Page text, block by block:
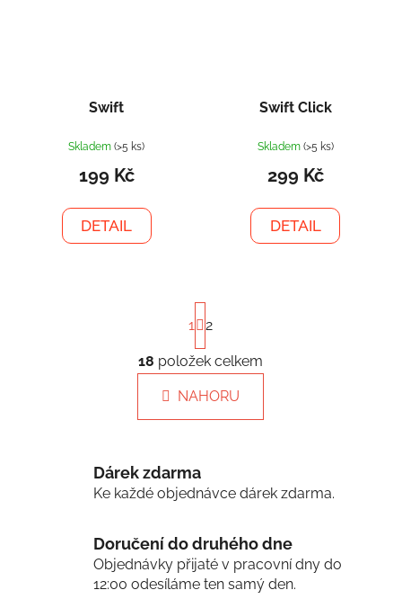
Swift
Skladem(>5 ks)
199 Kč
DETAIL
Swift Click
Skladem (>5 ks)
299 Kč
DETAIL
O
v
a
c
r
v
k
S
t
r
á
n
k
í
1 2
18 položek celkem
NAHORU
Dárek zdarma
Ke každé objednávce dárek zdarma.
Doručení do druhého dne
Objednávky přijaté v pracovní dny do
12:00 odesíláme ten samý den.